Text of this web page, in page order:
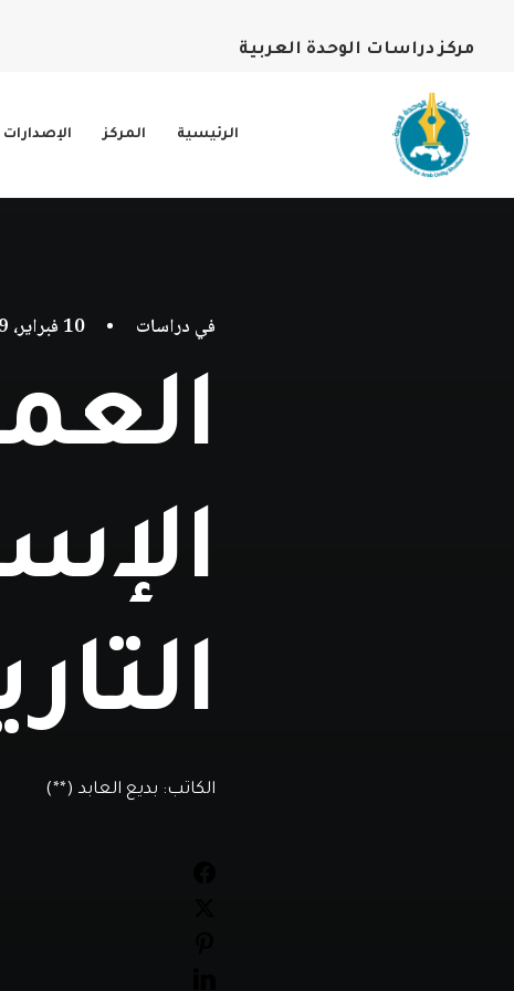
مركز دراسات الوحدة العربية
الرئيسية المركز الإصدارات
في دراسات • 10 فبراير، 2019
الكاتب: بديع العابد (**)